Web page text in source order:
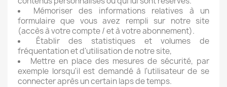
Mémoriser des informations relatives à un
formulaire que vous avez rempli sur notre site
(accès à votre compte / et à votre abonnement).
Établir des statistiques et volumes de
fréquentation et d'utilisation de notre site,
Mettre en place des mesures de sécurité, par
exemple lorsqu'il est demandé à l'utilisateur de se
connecter après un certain laps de temps.